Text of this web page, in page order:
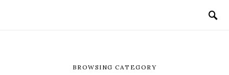
BROWSING CATEGORY